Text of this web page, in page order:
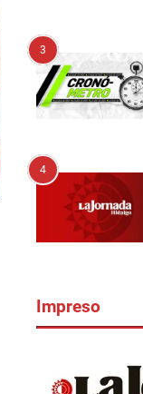
3
4
Impreso